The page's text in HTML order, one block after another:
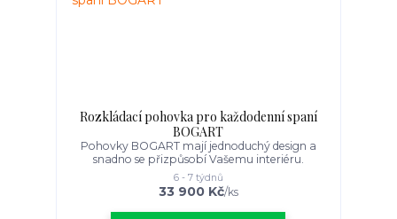
Rozkládací pohovka pro každodenní spaní
BOGART
Pohovky BOGART mají jednoduchý design a
snadno se přizpůsobí Vašemu interiéru.
33 900 Kč/ks
6 - 7 týdnů